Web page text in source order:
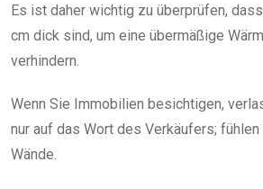
Es ist daher wichtig zu überprüfen,
cm dick sind, um eine übermäßige
verhindern.
Wenn Sie Immobilien besichtigen,
nur auf das Wort des Verkäufers;
Wände.